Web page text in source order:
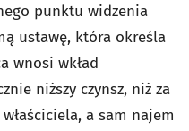
punktu widzenia
ustawę, która określa
wnosi wkład
niższy czynsz, niż za
a sam najem